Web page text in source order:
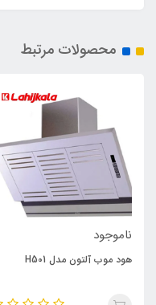
محصولات مرتبط
ناموجود
هود موب آلتون مدل H501